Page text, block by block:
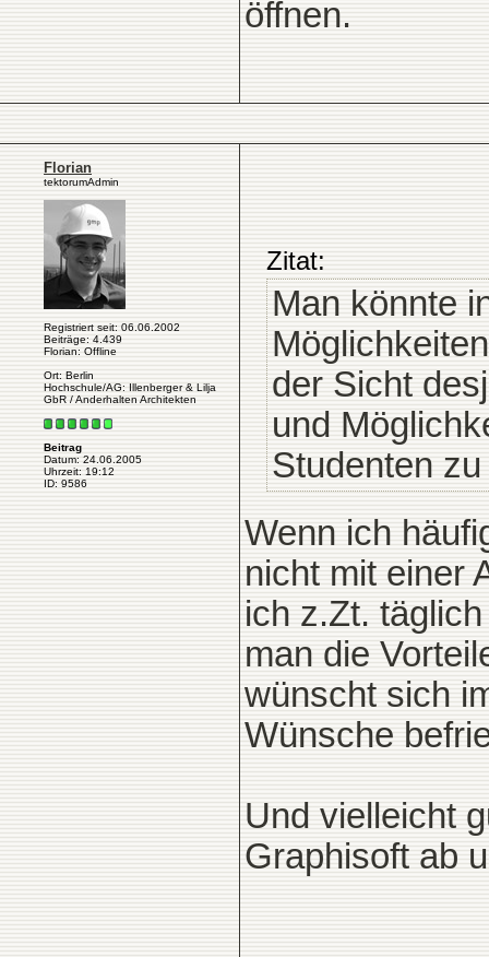
öffnen.
Florian
tektorumAdmin
Registriert seit: 06.06.2002
Beiträge: 4.439
Florian: Offline
Ort: Berlin
Hochschule/AG: Illenberger & Lilja
GbR / Anderhalten Architekten
Beitrag
Datum: 24.06.2005
Uhrzeit: 19:12
ID: 9586
Zitat:
Man könnte
der Sicht
und
Studenten
Wenn ich
nicht mit einer
ich z.Zt.
man die
wünscht sich
Wünsche
Und vielleicht
Graphisoft ab